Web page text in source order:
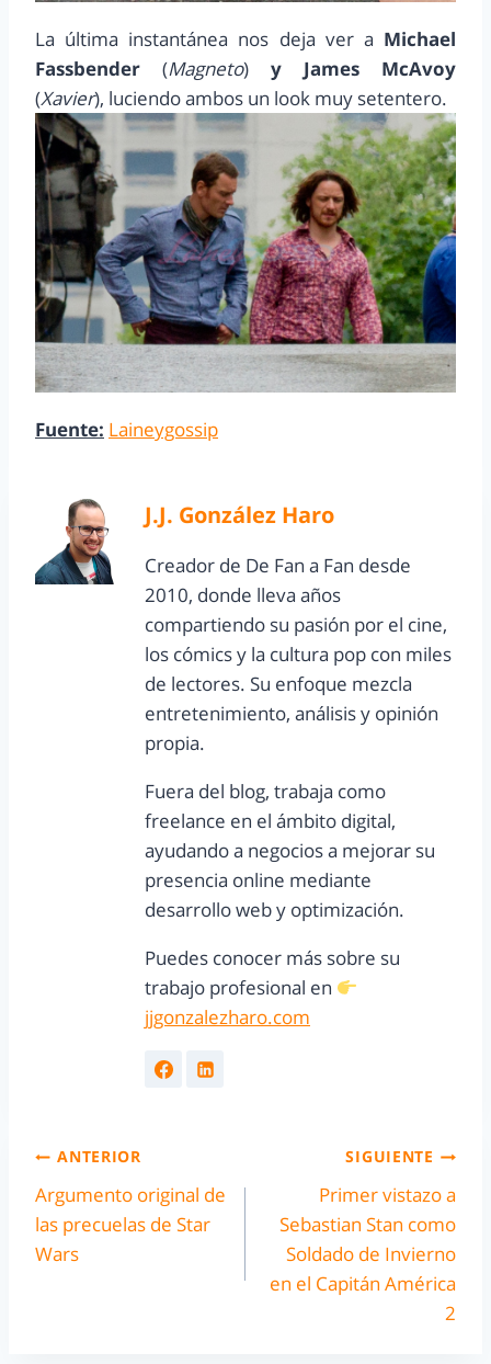
La última instantánea nos deja ver a Michael
Fassbender (Magneto) y James McAvoy
(Xavier), luciendo ambos un look muy setentero.
Fuente: Laineygossip
J.J. González Haro
Creador de De Fan a Fan desde
2010, donde lleva años
compartiendo su pasión por el cine,
los cómics y la cultura pop con miles
de lectores. Su enfoque mezcla
entretenimiento, análisis y opinión
propia.
Fuera del blog, trabaja como
freelance en el ámbito digital,
ayudando a negocios a mejorar su
presencia online mediante
desarrollo web y optimización.
Puedes conocer más sobre su
trabajo profesional en
jjgonzalezharo.com
ANTERIOR
Argumento original de
las precuelas de Star
Wars
SIGUIENTE
Primer vistazo a
Sebastian Stan como
Soldado de Invierno
en el Capitán América
2